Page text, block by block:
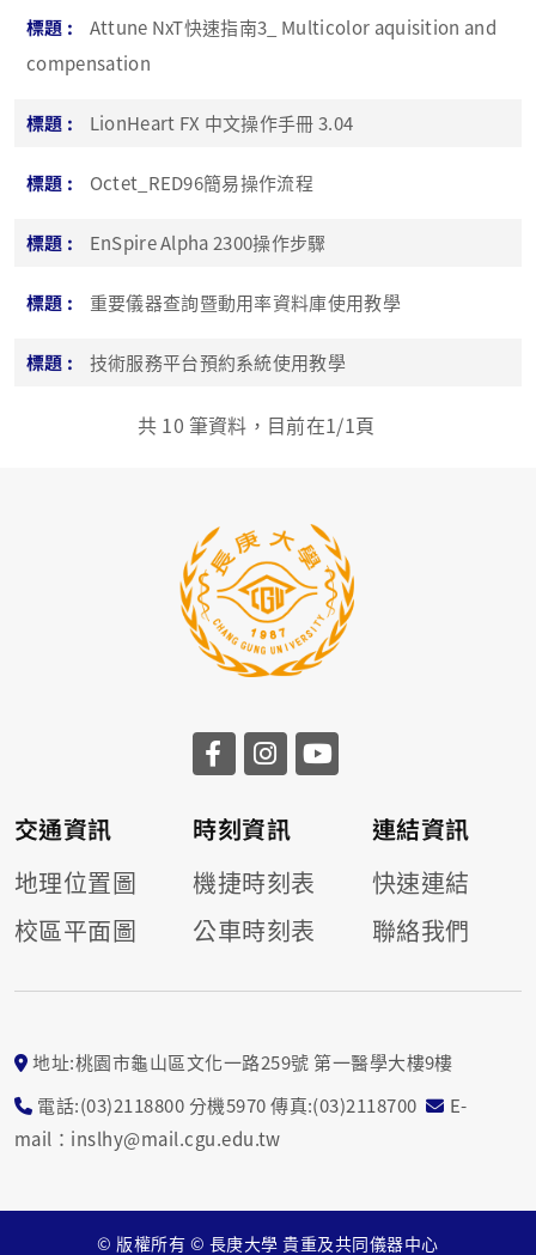
Attune NxT快速指南3_ Multicolor aquisition and
compensation
LionHeart FX 中文操作手冊 3.04
Octet_RED96簡易操作流程
EnSpire Alpha 2300操作步驟
重要儀器查詢暨動用率資料庫使用教學
技術服務平台預約系統使用教學
共 10 筆資料，目前在1/1頁
交通資訊
地理位置圖
校區平面圖
時刻資訊
機捷時刻表
公車時刻表
連結資訊
快速連結
聯絡我們
地址:桃園市龜山區文化一路259號 第一醫學大樓9樓
電話:(03)2118800 分機5970 傳真:(03)2118700
E-
mail：inslhy@mail.cgu.edu.tw
© 版權所有 © 長庚大學 貴重及共同儀器中心